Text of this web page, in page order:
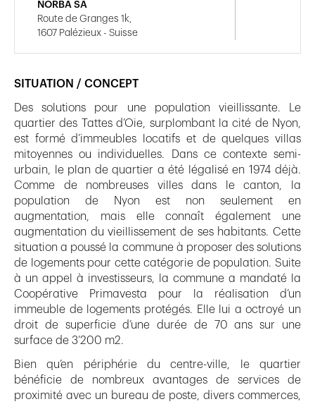
SITUATION / CONCEPT
Des solutions pour une population vieillissante. Le
quartier des Tattes d’Oie, surplombant la cité de Nyon,
est formé d’immeubles locatifs et de quelques villas
mitoyennes ou individuelles. Dans ce contexte semi-
urbain, le plan de quartier a été légalisé en 1974 déjà.
Comme de nombreuses villes dans le canton, la
population de Nyon est non seulement en
augmentation, mais elle connaît également une
augmentation du vieillissement de ses habitants. Cette
situation a poussé la commune à proposer des solutions
de logements pour cette catégorie de population. Suite
à un appel à investisseurs, la commune a mandaté la
Coopérative Primavesta pour la réalisation d’un
immeuble de logements protégés. Elle lui a octroyé un
droit de superficie d’une durée de 70 ans sur une
surface de 3’200 m2.
Bien qu’en périphérie du centre-ville, le quartier
bénéficie de nombreux avantages de services de
proximité avec un bureau de poste, divers commerces,
NORBA SA
Route de Granges 1k,
1607 Palézieux - Suisse